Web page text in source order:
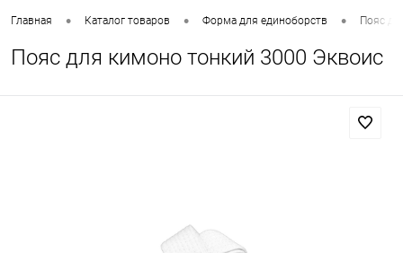
Главная • Каталог товаров • Форма для единоборств • Пояс
Пояс для кимоно тонкий 3000 Эквоис